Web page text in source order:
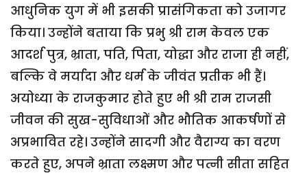
आधुनिक युग में भी इसकी प्रासंगिकता को उजागर
किया। उन्होंने बताया कि प्रभु श्री राम केवल एक
आदर्श पुत्र, भ्राता, पति, पिता, योद्धा और राजा ही नहीं,
बल्कि वे मर्यादा और धर्म के जीवंत प्रतीक भी हैं।
अयोध्या के राजकुमार होते हुए भी श्री राम राजसी
जीवन की सुख-सुविधाओं और भौतिक आकर्षणों से
अप्रभावित रहे। उन्होंने सादगी और वैराग्य का वरण
करते हुए, अपने भ्राता लक्ष्मण और पत्नी सीता सहित